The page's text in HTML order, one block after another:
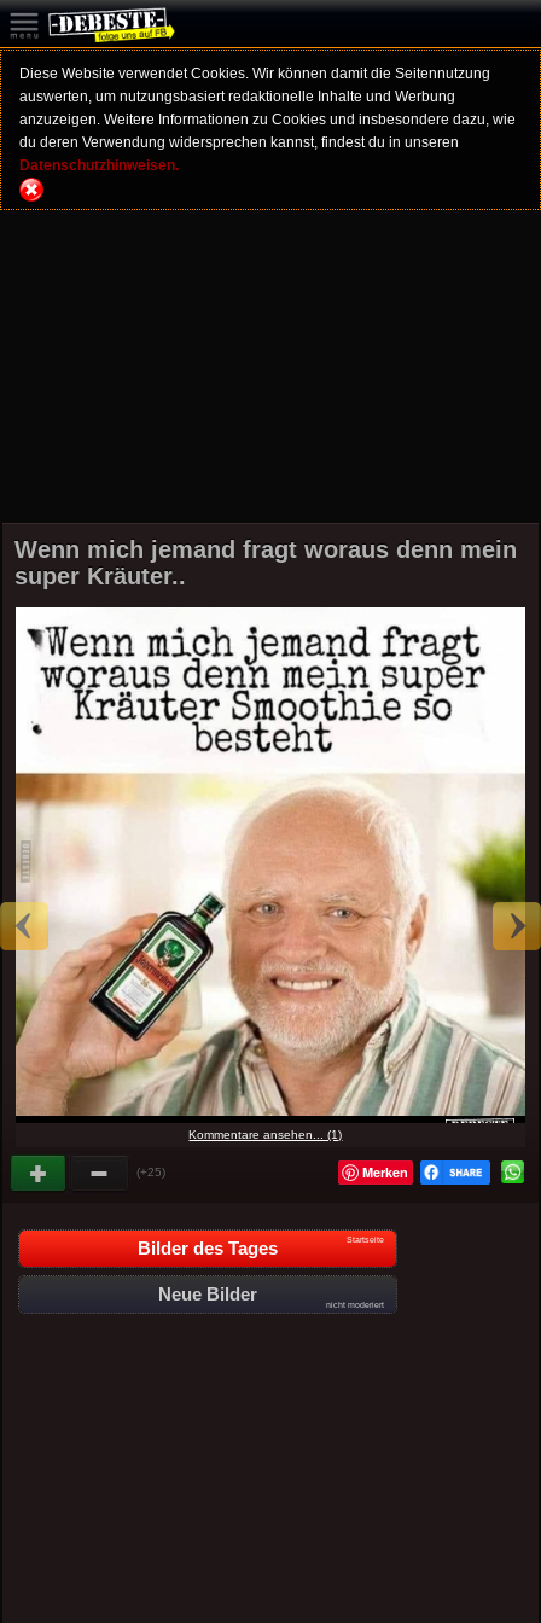
Diese Website verwendet Cookies. Wir können damit die Seitennutzung
auswerten, um nutzungsbasiert redaktionelle Inhalte und Werbung
anzuzeigen. Weitere Informationen zu Cookies und insbesondere dazu, wie
du deren Verwendung widersprechen kannst, findest du in unseren
Datenschutzhinweisen.
Wenn mich jemand fragt woraus denn mein
super Kräuter..
Kommentare ansehen... (1)
(+25) Merken
Bilder des Tages Startseite
Neue Bilder
nicht moderiert